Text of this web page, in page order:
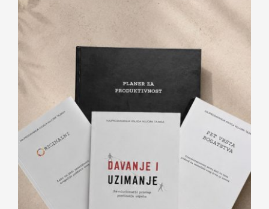
Paket: Formula za istinski uspeh